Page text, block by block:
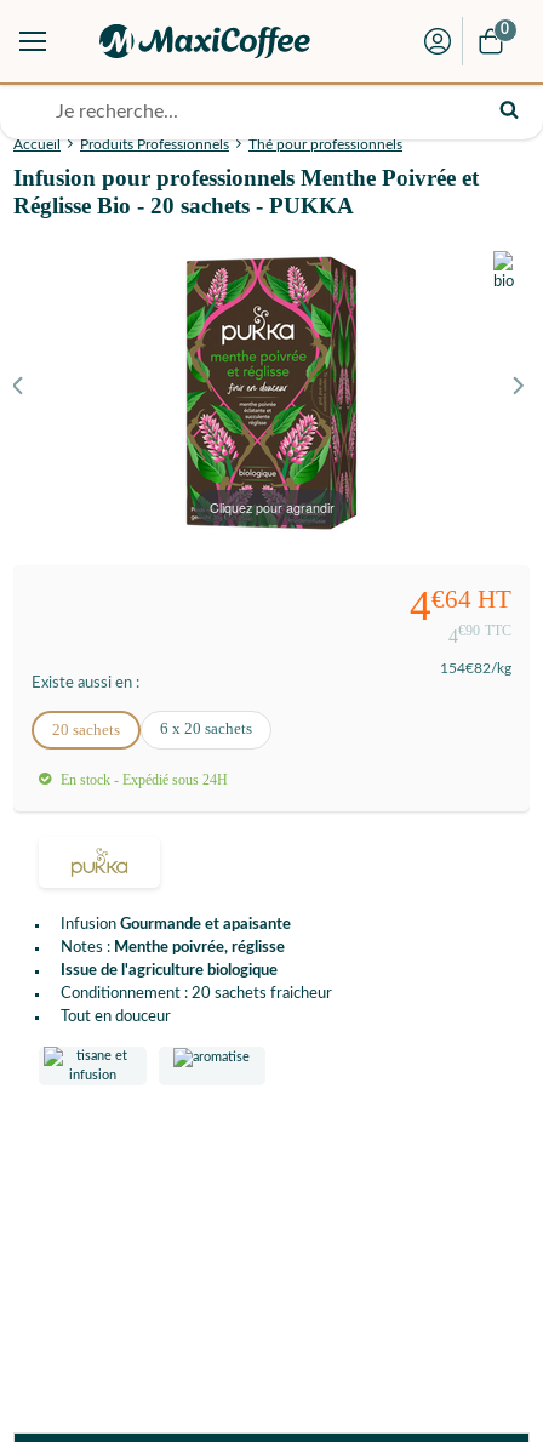
0
Accueil Produits Professionnels Thé pour professionnels
Infusion pour professionnels Menthe Poivrée et
Réglisse Bio - 20 sachets - PUKKA
Cliquez pour agrandir
Infusion Gourmande et apaisante
Notes : Menthe poivrée, réglisse
Issue de l'agriculture biologique
Conditionnement : 20 sachets fraicheur
Tout en douceur
4€64 HT
4€90 TTC
154€82/kg
Existe aussi en :
20 sachets 6 x 20 sachets
En stock - Expédié sous 24H